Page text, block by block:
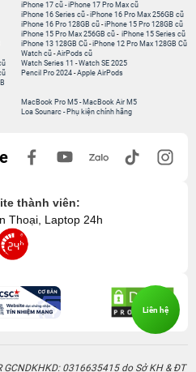
iPhone 17 cũ-iPhone 17 Pro Max cũ
iPhone 16 Series cũ- iPhone 16 Pro Max 256GB cũ
iPhone 16 Pro 128GB cũ-iPhone 15 Pro 128GB cũ
iPhone 15 Pro Max 256GB cũ- iPhone 15 Series cũ
iPhone 13 128GB Cũ-iPhone 12 Pro Max 128GB Cũ
Watch cũ-AirPods cũ
Watch Series 11 -Watch SE 2025
Pencil Pro 2024-Apple AirPods
MacBook Pro M5- MacBook Air M5
Loa Sounarc- Phụ kiện chính hãng
thành viên:
Thoại, Laptop 24h
GCNDKHKD: 0316635415 do Sở KH & ĐT
Liên hệ